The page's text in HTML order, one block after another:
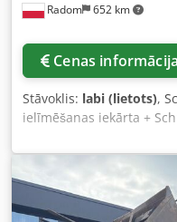
Radom 652 km
Cenas informācija
Stāvoklis: labi (lietots),
ielīmēšanas iekārta +
iekārta. Ražots 2022.
PraLeg XL 18-60
labā stāvoklī, gatava
sagatavotā cietajā vākā.
gludas līmes biezuma